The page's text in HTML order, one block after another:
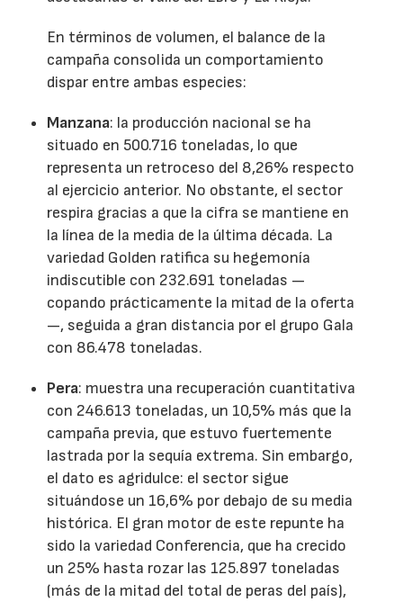
En términos de volumen, el balance de la
campaña consolida un comportamiento
dispar entre ambas especies:
Manzana: la producción nacional se ha
situado en 500.716 toneladas, lo que
representa un retroceso del 8,26% respecto
al ejercicio anterior. No obstante, el sector
respira gracias a que la cifra se mantiene en
la línea de la media de la última década. La
variedad Golden ratifica su hegemonía
indiscutible con 232.691 toneladas —
copando prácticamente la mitad de la oferta
—, seguida a gran distancia por el grupo Gala
con 86.478 toneladas.
Pera: muestra una recuperación cuantitativa
con 246.613 toneladas, un 10,5% más que la
campaña previa, que estuvo fuertemente
lastrada por la sequía extrema. Sin embargo,
el dato es agridulce: el sector sigue
situándose un 16,6% por debajo de su media
histórica. El gran motor de este repunte ha
sido la variedad Conferencia, que ha crecido
un 25% hasta rozar las 125.897 toneladas
(más de la mitad del total de peras del país),